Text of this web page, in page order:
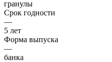
гранулы
Срок годности
—
5 лет
Форма выпуска
—
банка